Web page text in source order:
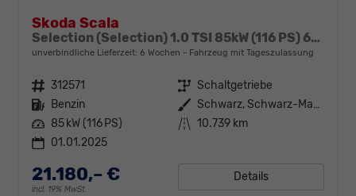
Skoda Scala
Selection (Selection) 1.0 TSI 85kW (116 PS) 6-Gang Schaltgetriebe
unverbindliche Lieferzeit: 6 Wochen Fahrzeug mit Tageszulassung
Fahrzeugnr. 312571 Getriebe Schaltgetriebe
Kraftstoff Benzin Außenfarbe
Schwarz, Schwarz-Magic Perleffekt (1Z)
Leistung 85 kW (116 PS) Kilometerstand 10.739 km
01.01.2025
21.180,– €
incl. 19% MwSt.
Details